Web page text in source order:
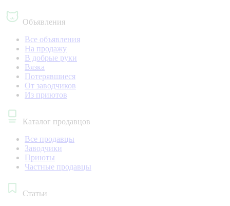
Объявления
Все объявления
На продажу
В добрые руки
Вязка
Потерявшиеся
От заводчиков
Из приютов
Каталог продавцов
Все продавцы
Заводчики
Приюты
Частные продавцы
Статьи